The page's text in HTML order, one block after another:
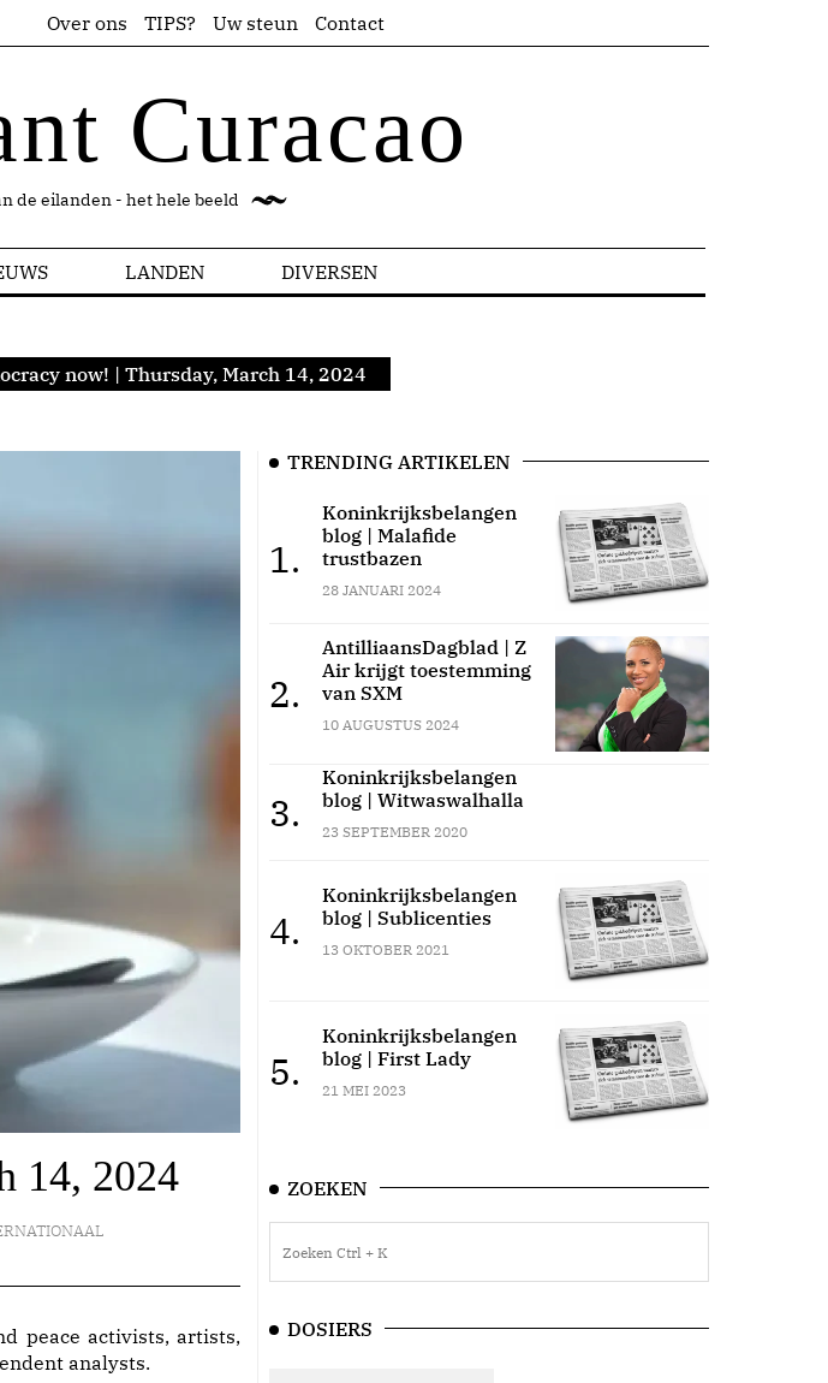
Over ons TIPS? Uw steun Contact
Curacao
de eilanden - het hele beeld
LANDEN DIVERSEN
now! | Thursday, March 14, 2024
14, 2024
peace activists, artists,
analysts.
TRENDING ARTIKELEN
1.
Koninkrijksbelangen
blog | Malafide
trustbazen
28 JANUARI 2024
2.
AntilliaansDagblad | Z
Air krijgt toestemming
van SXM
10 AUGUSTUS 2024
3.
Koninkrijksbelangen
blog | Witwaswalhalla
23 SEPTEMBER 2020
4.
Koninkrijksbelangen
blog | Sublicenties
13 OKTOBER 2021
5.
Koninkrijksbelangen
blog | First Lady
21 MEI 2023
ZOEKEN
DOSIERS